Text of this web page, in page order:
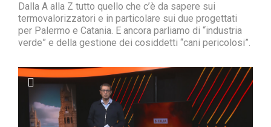
Dalla A alla Z tutto quello che c’è da sapere sui
termovalorizzatori e in particolare sui due progettati
per Palermo e Catania. E ancora parliamo di “industria
verde” e della gestione dei cosiddetti “cani pericolosi”.